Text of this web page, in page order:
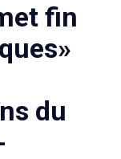
fin
du